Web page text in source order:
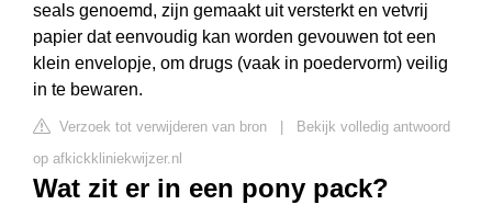
seals genoemd, zijn gemaakt uit versterkt en vetvrij
papier dat eenvoudig kan worden gevouwen tot een
klein envelopje, om drugs (vaak in poedervorm) veilig
in te bewaren.
Verzoek tot verwijderen van bron
Bekijk volledig antwoord
op afkickkliniekwijzer.nl
Wat zit er in een pony pack?